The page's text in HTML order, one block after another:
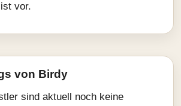
vor.
von Birdy
sind aktuell noch keine